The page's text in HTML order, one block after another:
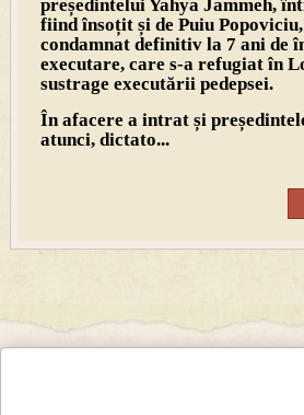
președintelui Yahya Jammeh,
fiind însoțit și de Puiu
condamnat definitiv la 7 ani de
executare, care s-a refugiat în
sustrage executării pedepsei.
În afacere a intrat și
atunci, dictato...